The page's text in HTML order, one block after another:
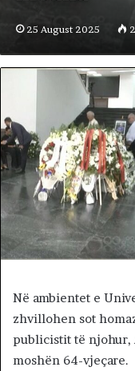
25 August 2025
Në ambientet e
zhvillohen sot
publicistit të njohur,
moshën 64-vjeçare.